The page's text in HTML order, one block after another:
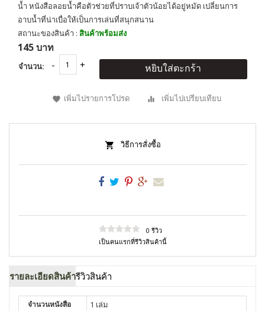
น้ำ หนังสือลอยน้ำคือตัวช่วยที่ปราบเจ้าตัวน้อยได้อยู่หมัด เปลี่ยนการ
อาบน้ำที่น่าเบื่อให้เป็นการเล่นที่สนุกสนาน
สถานะของสินค้า : สินค้าพร้อมส่ง
145 บาท
จำนวน: หยิบใส่ตะกร้า
เพิ่มไปรายการโปรด เพิ่มไปเปรียบเทียบ
วิธีการสั่งซื้อ
0 รีวิว
เป็นคนแรกที่รีวิวสินค้านี้
รายละเอียดสินค้ารีวิวสินค้า
จำนวนหนังสือ 1 เล่ม